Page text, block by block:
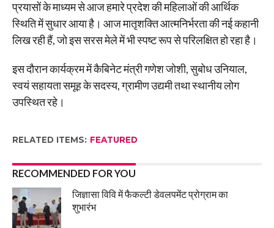
प्रयासों के माध्यम से आज हमारे प्रदेश की महिलाओं की आर्थिक
स्थिति में सुधार आया है। आज मातृशक्ति आत्मनिर्भरता की नई कहानी
लिख रही हैं, जो इस सरस मेले में भी स्पष्ट रूप से परिलक्षित हो रहा है।
इस दौरान कार्यक्रम में कैबिनेट मंत्री गणेश जोशी, सुबोध उनियाल,
स्वयं सहायता समूह के सदस्य, ग्रामीण उद्यमी तथा स्थानीय लोग
उपस्थित रहे।
RELATED ITEMS: FEATURED
RECOMMENDED FOR YOU
जिज्ञासा विवि में फैकल्टी डेवलपमेंट प्रोग्राम का
शुभारंभ